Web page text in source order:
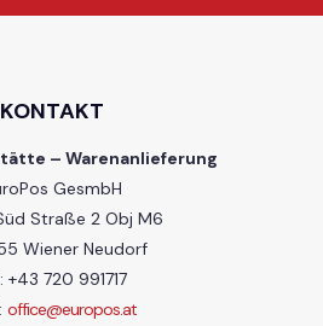
KONTAKT
– Warenanlieferung
GesmbH
Straße 2 Obj M6
Wiener Neudorf
+43 720 991717
office@europos.at